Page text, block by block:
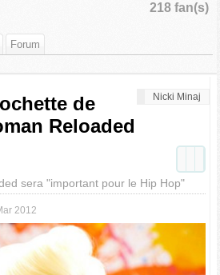
218 fan(s)
Forum
Nicki Minaj
de
Reloaded
sera "important pour le Hip Hop"
2012